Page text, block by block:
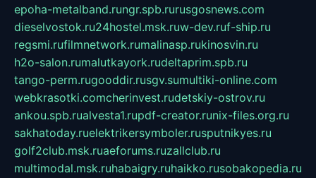
epoha-metalband.rungr.spb.rurusgosnews.com
dieselvostok.ru24hostel.msk.ruw-dev.ruf-ship.ru
regsmi.rufilmnetwork.rumalinasp.rukinosvin.ru
h2o-salon.rumalutkayork.rudeltaprim.spb.ru
tango-perm.rugooddir.rusgv.sumultiki-online.com
webkrasotki.comcherinvest.rudetskiy-ostrov.ru
ankou.spb.rualvesta1.rupdf-creator.runix-files.org.ru
sakhatoday.ruelektrikersymboler.rusputnikyes.ru
golf2club.msk.ruaeforums.ruzallclub.ru
multimodal.msk.ruhabaigry.ruhaikko.rusobakopedia.ru